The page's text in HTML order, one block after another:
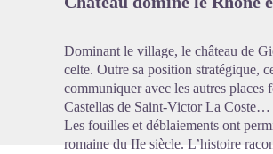
Dominant le village, le château de
celte. Outre sa position stratégique,
communiquer avec les autres
Castellas de Saint-Victor La Coste…
Les fouilles et déblaiements ont
romaine du IIe siècle. L’histoire